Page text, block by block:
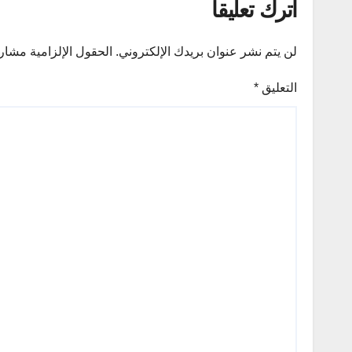
اترك تعليقاً
لن يتم نشر عنوان بريدك الإلكتروني. الحقول الإلزامية مشار
التعليق *